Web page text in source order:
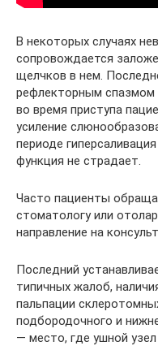
В некоторых случаях
сопровождается
щелчков в нем.
рефлекторным
во время приступа
усиление
периоде
функция не страдает.
Часто пациенты
стоматологу или
направление на
Последний
типичных жалоб,
пальпации
подбородочного и
— место, где ушной